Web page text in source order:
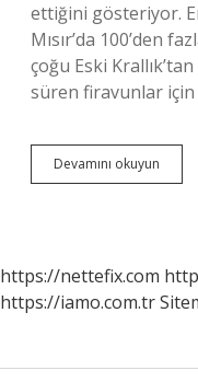
ettiğini gösteriyor.
Mısır’da 100’den
çoğu Eski
süren firavunlar
Devamını okuyun
Eski
https://nettefix.com
https://iamo.com.tr